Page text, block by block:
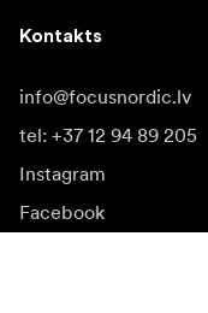
Kontakts
info@focusnordic.lv
tel: +37 12 94 89 205
Instagram
Facebook